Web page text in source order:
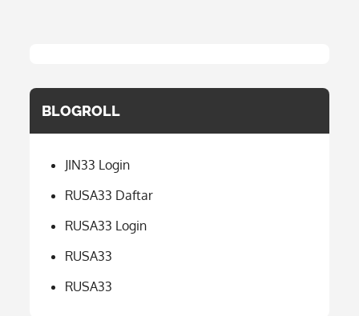
BLOGROLL
JIN33 Login
RUSA33 Daftar
RUSA33 Login
RUSA33
RUSA33